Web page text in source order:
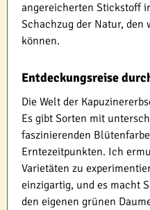
angereicherten Stickstoff
Schachzug der Natur, den
können.
Entdeckungsreise
Die Welt der
Es gibt Sorten mit
faszinierenden
Erntezeitpunkten. Ich
Varietäten zu
einzigartig, und es macht
den eigenen grünen